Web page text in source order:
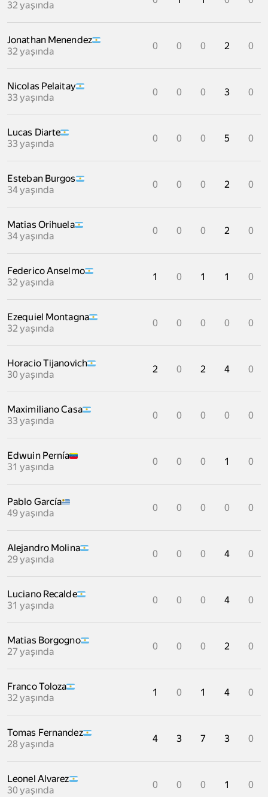
32 yaşında
Jonathan Menendez
32 yaşında
0 0 0 2 0
Nicolas Pelaitay
33 yaşında
0 0 0 3 0
Lucas Diarte
33 yaşında
0 0 0 5 0
Esteban Burgos
34 yaşında
0 0 0 2 0
Matias Orihuela
34 yaşında
0 0 0 2 0
Federico Anselmo
32 yaşında
1 0 1 1 0
Ezequiel Montagna
32 yaşında
0 0 0 0 0
Horacio Tijanovich
30 yaşında
2 0 2 4 0
Maximiliano Casa
33 yaşında
0 0 0 0 0
Edwuin Pernía
31 yaşında
0 0 0 1 0
Pablo García
49 yaşında
0 0 0 0 0
Alejandro Molina
29 yaşında
0 0 0 4 0
Luciano Recalde
31 yaşında
0 0 0 4 0
Matias Borgogno
27 yaşında
0 0 0 2 0
Franco Toloza
32 yaşında
1 0 1 4 0
Tomas Fernandez
28 yaşında
4 3 7 3 0
Leonel Alvarez
30 yaşında
0 0 0 1 0